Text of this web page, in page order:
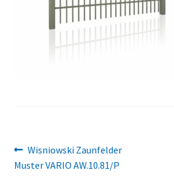
Beitragsnavigation
Vorheriger
Beitrag:
Wisniowski Zaunfelder
Muster VARIO AW.10.81/P